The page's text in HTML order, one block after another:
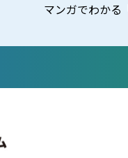
マンガでわかる